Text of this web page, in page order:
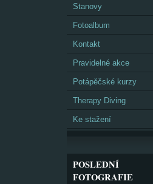
Stanovy
Fotoalbum
Kontakt
Pravidelné akce
Potápěčské kurzy
Therapy Diving
Ke stažení
POSLEDNÍ
FOTOGRAFIE